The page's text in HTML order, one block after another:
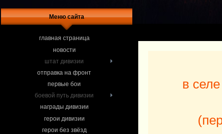
Меню сайта
главная страница
новости
штат дивизии
отправка на фронт
первые бои
боевой путь дивизии
награды дивизии
герои дивизии
герои без звёзд
в